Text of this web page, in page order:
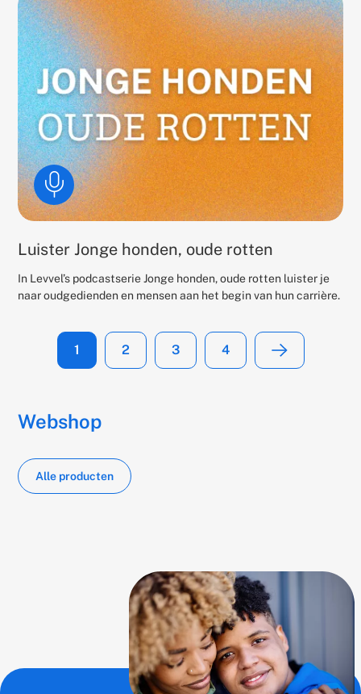
Luister Jonge honden, oude rotten
In Levvel’s podcastserie Jonge honden, oude rotten luister je
naar oudgedienden en mensen aan het begin van hun carrière.
1
huidige
2
pagina
3
pagina
4
pagina
Volgende
Webshop
Alle producten